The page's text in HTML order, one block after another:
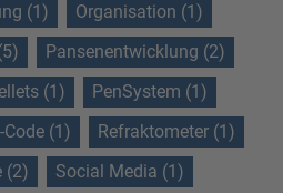
(1)
Organisation (1)
Pansenentwicklung (2)
(1)
PenSystem (1)
Code (1)
Refraktometer (1)
(2)
Social Media (1)